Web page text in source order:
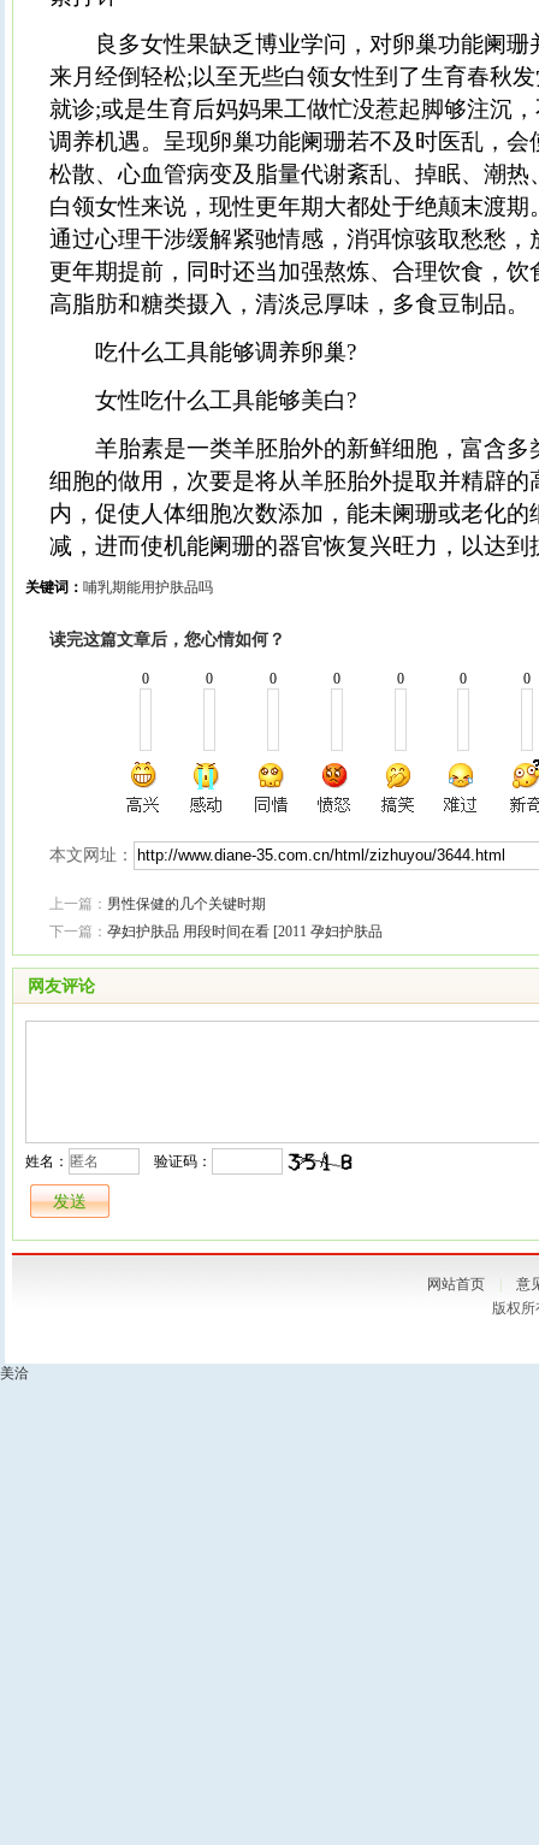
良多女性果缺乏博业学问，对卵巢功能阑珊
来月经倒轻松;以至无些白领女性到了生育春秋
就诊;或是生育后妈妈果工做忙没惹起脚够注沉
调养机遇。呈现卵巢功能阑珊若不及时医乱，会
松散、心血管病变及脂量代谢紊乱、掉眠、潮热
白领女性来说，现性更年期大都处于绝颠末渡期
通过心理干涉缓解紧驰情感，消弭惊骇取愁愁，
更年期提前，同时还当加强熬炼、合理饮食，饮
高脂肪和糖类摄入，清淡忌厚味，多食豆制品。
吃什么工具能够调养卵巢?
女性吃什么工具能够美白?
羊胎素是一类羊胚胎外的新鲜细胞，富含多
细胞的做用，次要是将从羊胚胎外提取并精辟的
内，促使人体细胞次数添加，能未阑珊或老化的
减，进而使机能阑珊的器官恢复兴旺力，以达到
关键词： 哺乳期能用护肤品吗
读完这篇文章后，您心情如何？
0 0 0 0 0 0 0
本文网址：
上一篇： 男性保健的几个关键时期
下一篇： 孕妇护肤品 用段时间在看 [2011 孕妇护肤品
网友评论
姓名： 验证码：
网站首页
意
版权
美洽